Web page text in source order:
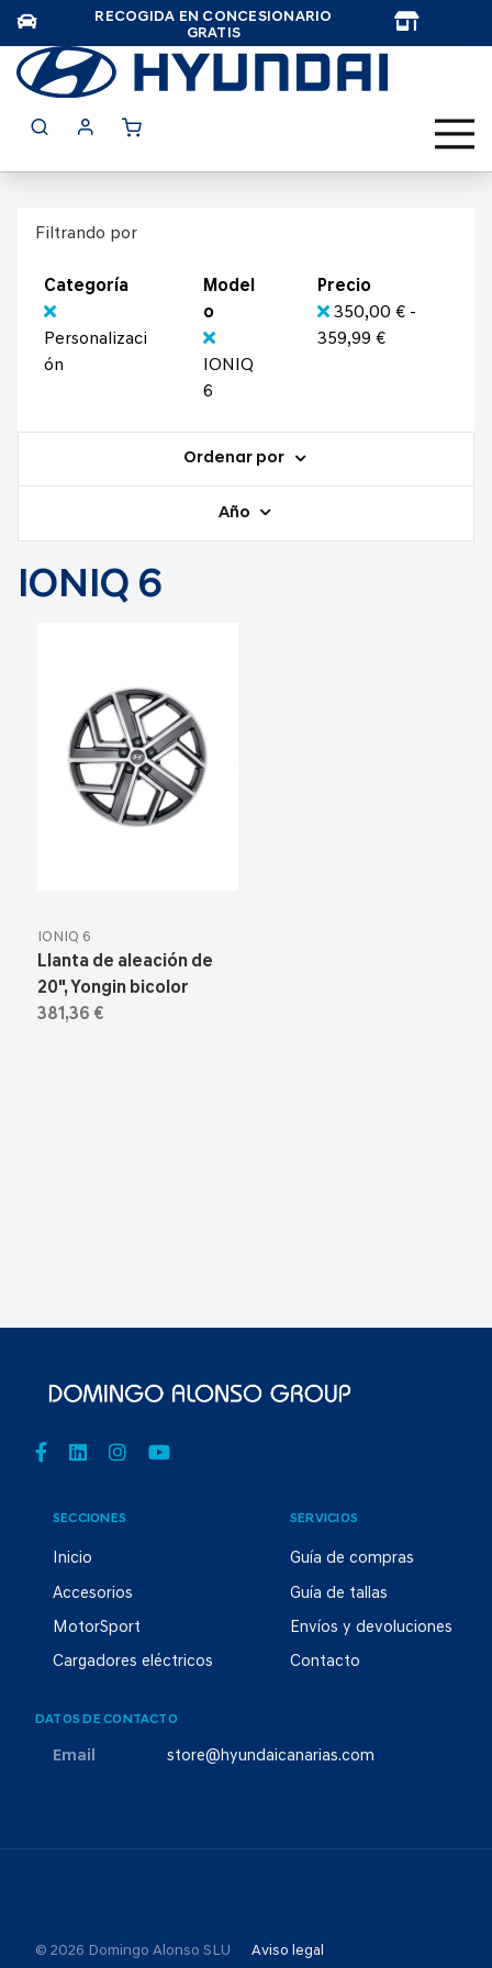
RECOGIDA EN CONCESIONARIO
GRATIS
Filtrando por
Categoría
Personalizaci
ón
Model
o
IONIQ
6
Precio
350,00 € -
359,99 €
Ordenar por
Año
IONIQ 6
IONIQ 6
Llanta de aleación de
20", Yongin bicolor
381,36 €
SECCIONES
Inicio
Accesorios
MotorSport
Cargadores eléctricos
SERVICIOS
Guía de compras
Guía de tallas
Envíos y devoluciones
Contacto
DATOS DE CONTACTO
Email store@hyundaicanarias.com
© 2026 Domingo Alonso SLU Aviso legal